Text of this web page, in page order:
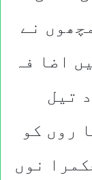
نے
اضا فہ
تیل
روں کو
نوں